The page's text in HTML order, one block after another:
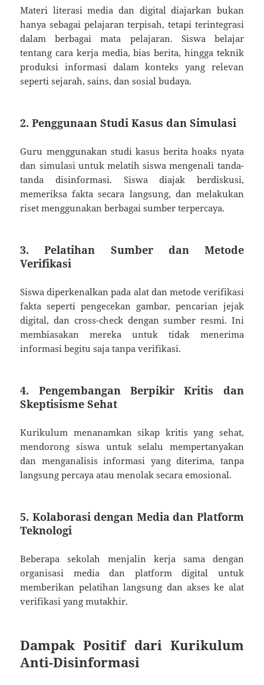
Materi literasi media dan digital diajarkan bukan
hanya sebagai pelajaran terpisah, tetapi terintegrasi
dalam berbagai mata pelajaran. Siswa belajar
tentang cara kerja media, bias berita, hingga teknik
produksi informasi dalam konteks yang relevan
seperti sejarah, sains, dan sosial budaya.
2. Penggunaan Studi Kasus dan Simulasi
Guru menggunakan studi kasus berita hoaks nyata
dan simulasi untuk melatih siswa mengenali tanda-
tanda disinformasi. Siswa diajak berdiskusi,
memeriksa fakta secara langsung, dan melakukan
riset menggunakan berbagai sumber terpercaya.
3. Pelatihan Sumber dan Metode
Verifikasi
Siswa diperkenalkan pada alat dan metode verifikasi
fakta seperti pengecekan gambar, pencarian jejak
digital, dan cross-check dengan sumber resmi. Ini
membiasakan mereka untuk tidak menerima
informasi begitu saja tanpa verifikasi.
4. Pengembangan Berpikir Kritis dan
Skeptisisme Sehat
Kurikulum menanamkan sikap kritis yang sehat,
mendorong siswa untuk selalu mempertanyakan
dan menganalisis informasi yang diterima, tanpa
langsung percaya atau menolak secara emosional.
5. Kolaborasi dengan Media dan Platform
Teknologi
Beberapa sekolah menjalin kerja sama dengan
organisasi media dan platform digital untuk
memberikan pelatihan langsung dan akses ke alat
verifikasi yang mutakhir.
Dampak Positif dari Kurikulum
Anti-Disinformasi